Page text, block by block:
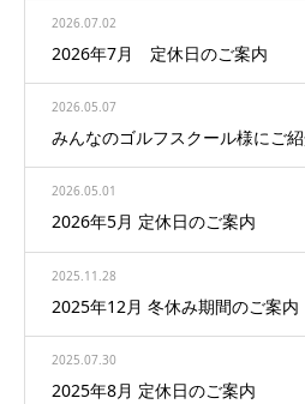
2026.07.02
2026年7月 定休日のご案内
2026.05.07
みんなのゴルフスクール様にご
2026.05.01
2026年5月 定休日のご案内
2025.11.28
2025年12月 冬休み期間のご案内
2025.07.30
2025年8月 定休日のご案内